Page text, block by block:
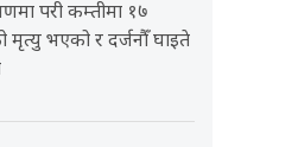
परी कम्तीमा १७
मृत्यु भएको र दर्जनौँ घाइते